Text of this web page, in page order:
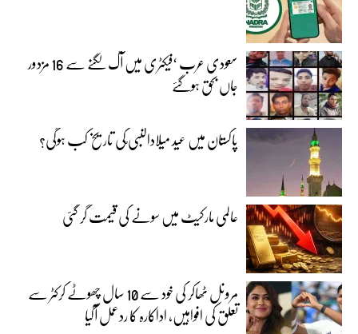
سعودی عرب ‘فیکٹری میں آگ لگنے سے 16 مزدور
جاں بحق ہوگئے
پاکستان میں عید میلادالنبی ؐکی تاریخ کب ہوگی؟
عالمی مارکیٹ میں سونے کی قیمت گر گئی
مرونل ٹھاکر کی خود سے 10 سال چھوٹے کرکٹر سے
تعلق کی افواہیں، اداکارہ کا ردعمل آگیا